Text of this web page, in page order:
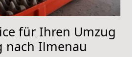
für Ihren Umzug
nach Ilmenau